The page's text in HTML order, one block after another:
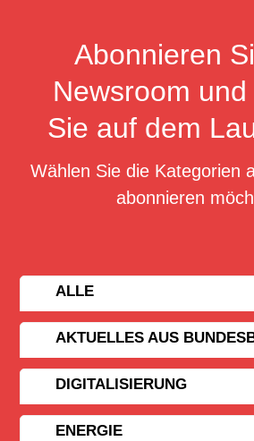
Abonnieren
Newsroom
Sie auf dem
Wählen Sie die Kategorien
abonnieren
ALLE
AKTUELLES AUS
DIGITALISIERUNG
ENERGIE